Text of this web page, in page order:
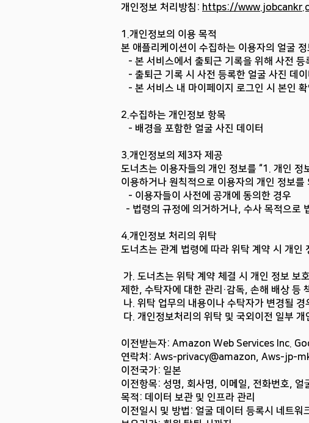
개인정보 처리방침: https://
1.개인정보의 이용 목적
본 애플리케이션이 수집하는 이용자의 얼굴
- 본 서비스에서 출퇴근 기록을 위해 사전 등
- 출퇴근 기록 시 사전 등록한 얼굴 사진 데
- 본 서비스 내 마이페이지 로그인 시 본인 확
2.수집하는 개인정보 항목
- 배경을 포함한 얼굴 사진 데이터
3.개인정보의 제3자 제공
도너츠는 이용자들의 개인 정보를 “1. 개인
이용하거나 원칙적으로 이용자의 개인 정보
- 이용자들이 사전에 공개에 동의한 경우
- 법령의 규정에 의거하거나, 수사 목적으로
4.개인정보 처리의 위탁
도너츠는 관계 법령에 따라 위탁 계약 시 개인
가. 도너츠는 위탁 계약 체결 시 개인 정보 보
제한, 수탁자에 대한 관리·감독, 손해 배상 등
나. 위탁 업무의 내용이나 수탁자가 변경될
다. 개인정보처리의 위탁 및 국외이전 일부
이전받는자: Amazon Web Services Inc.
연락처: Aws-privacy@amazon, Aws-jp-
이전국가: 일본
이전항목: 성명, 회사명, 이메일, 전화번호, 얼
목적: 데이터 보관 및 인프라 관리
이전일시 및 방법: 얼굴 데이터 등록시 네트워